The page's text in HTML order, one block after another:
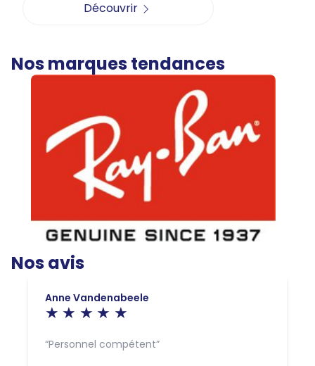
Découvrir
Nos marques tendances
Nos avis
Anne Vandenabeele
Personnel compétent